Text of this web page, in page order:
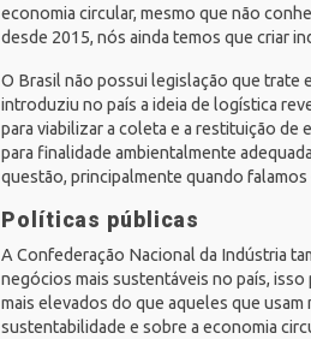
economia circular, mesmo que não
desde 2015, nós ainda temos que criar
O Brasil não possui legislação que trate
introduziu no país a ideia de logística
para viabilizar a coleta e a restituição
para finalidade ambientalmente
questão, principalmente quando
Políticas públicas
A Confederação Nacional da Indústria
negócios mais sustentáveis no país,
mais elevados do que aqueles que
sustentabilidade e sobre a economia